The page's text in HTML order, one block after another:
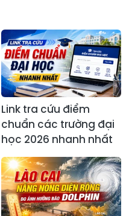
Link tra cứu điểm
chuẩn các trường đại
học 2026 nhanh nhất